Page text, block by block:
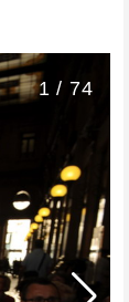
1 / 74